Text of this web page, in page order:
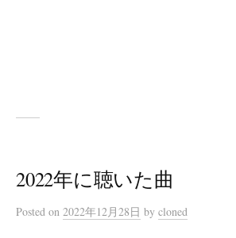
2022年に聴いた曲
Posted on 2022年12月28日 by cloned